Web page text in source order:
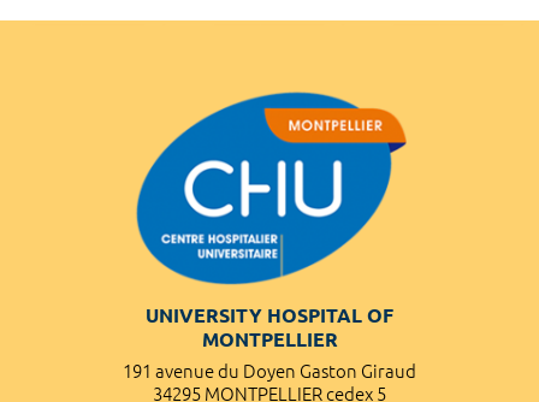
UNIVERSITY HOSPITAL OF
MONTPELLIER
191 avenue du Doyen Gaston Giraud
34295 MONTPELLIER cedex 5